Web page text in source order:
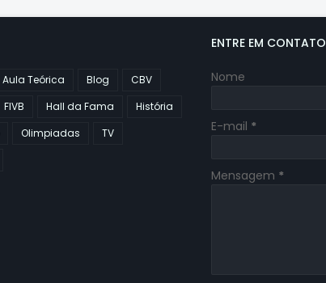
Aula Teórica Blog
CBV
FIVB Hall da Fama
História
Olimpiadas
TV
ENTRE EM CONTATO
Nome
E-mail *
Mensagem *